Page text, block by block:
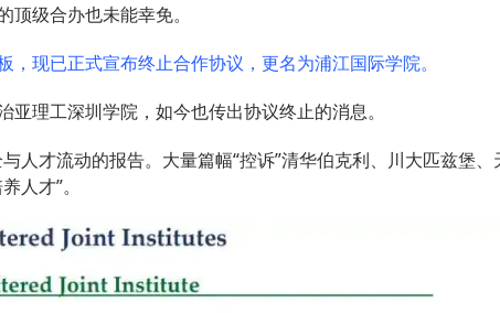
级合办也未能幸免。
现已正式宣布终止合作协议，更名为浦江国际学院。
理工深圳学院，如今也传出协议终止的消息。
人才流动的报告。大量篇幅“控诉”清华伯克利、川大匹兹堡、
人才”。